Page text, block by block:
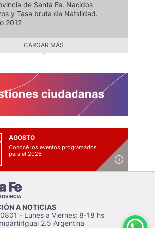
de Santa Fe. Nacidos
y Tasa bruta de Natalidad.
2012
CARGAR MÁS
AGOSTO
Conocé los eventos programados
para el 2026
A NOTICIAS
- Lunes a Viernes: 8-18 hs
2.5 Argentina